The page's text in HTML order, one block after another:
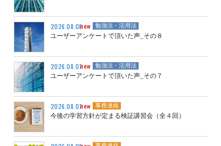
2026.08.08new 勉強法・活用法
ユーザーアンケートで頂いた声_その８
2026.08.07new 勉強法・活用法
ユーザーアンケートで頂いた声_その７
2026.08.07new 事務連絡
今後の学習方針が定まる検証講習会（全４回）